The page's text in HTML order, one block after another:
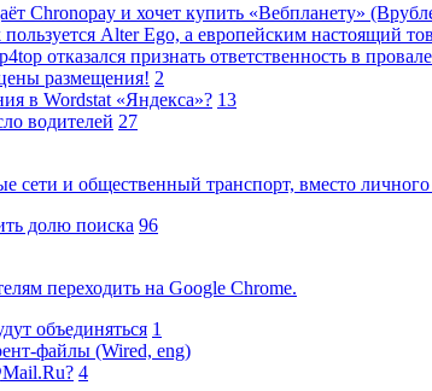
Chronopay и хочет купить «Вебпланету»
Alter Ego, а европейским настоящий
отказался признать ответственность в
размещения! 2
в Wordstat «Яндекса»? 13
водителей 27
и общественный транспорт, вместо личного
долю поиска 96
переходить на Google Chrome.
объединяться 1
файлы (Wired, eng)
4